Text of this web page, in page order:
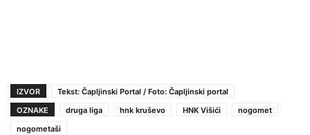
IZVOR
Tekst: Čapljinski Portal / Foto: Čapljinski portal
OZNAKE
druga liga hnk kruševo HNK Višići
nogomet
nogometaši